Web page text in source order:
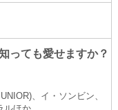
っても愛せますか？
、イ・ソンビン、